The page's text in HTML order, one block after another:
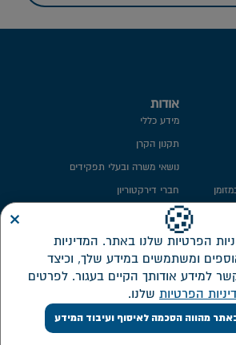
אודות
מידע כללי
תקנון הקרן
נושאי משרה ובעלי תפקידים
חברי דירקטוריון
ועדת השקעות
ועדת הביקורת
ממונה על פניות הציבור
מבנה אחזקות
🍪
הפרטיות שלנו באתר. המדיניות
ומשתמשים במידע שלך, וכיצד
למידע אודותך הקיים בעגור. לפרטים
הפרטיות שלנו.
מהווה הסכמה לאיסוף ועיבוד המידע
×